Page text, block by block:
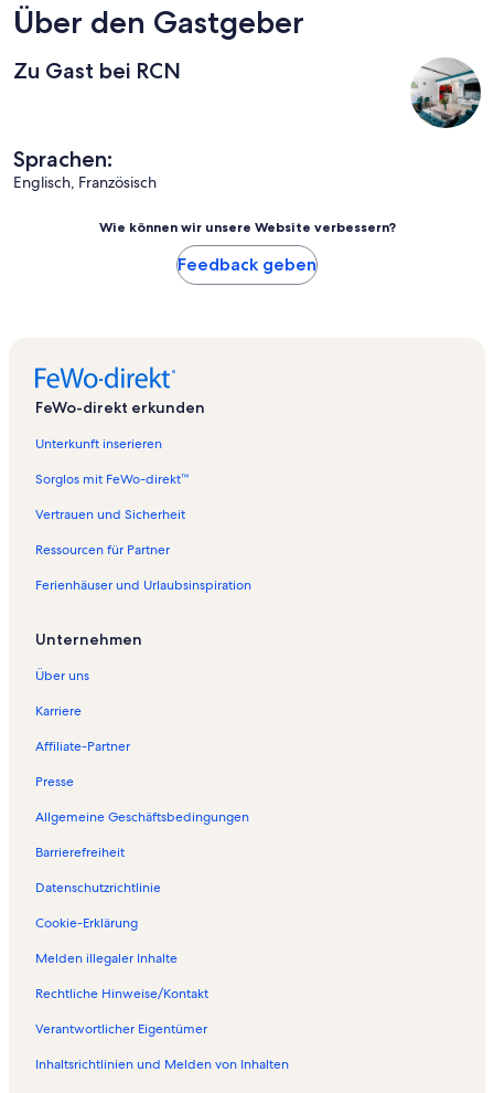
Über den Gastgeber
Zu Gast bei RCN
Sprachen:
Englisch, Französisch
Wie können wir unsere Website verbessern?
Feedback geben
FeWo-direkt erkunden
Unterkunft inserieren
Sorglos mit FeWo-direkt™
Vertrauen und Sicherheit
Ressourcen für Partner
Ferienhäuser und Urlaubsinspiration
Unternehmen
Über uns
Karriere
Affiliate-Partner
Presse
Allgemeine Geschäftsbedingungen
Barrierefreiheit
Datenschutzrichtlinie
Cookie-Erklärung
Melden illegaler Inhalte
Rechtliche Hinweise/Kontakt
Verantwortlicher Eigentümer
Inhaltsrichtlinien und Melden von Inhalten